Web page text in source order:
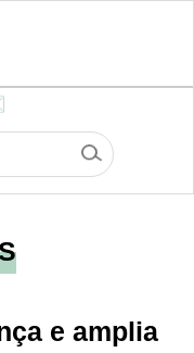
Safe
agro
e amplia